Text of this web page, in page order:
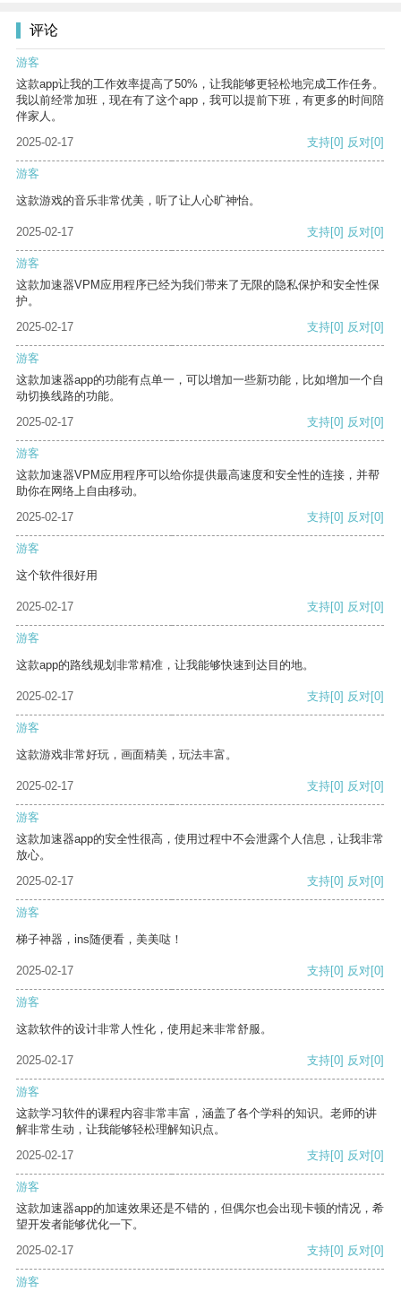
评论
游客
这款app让我的工作效率提高了50%，让我能够更轻松地完成工作任务。
我以前经常加班，现在有了这个app，我可以提前下班，有更多的时间陪
伴家人。
2025-02-17
支持[0] 反对[0]
游客
这款游戏的音乐非常优美，听了让人心旷神怡。
2025-02-17 支持[0] 反对[0]
游客
这款加速器VPM应用程序已经为我们带来了无限的隐私保护和安全性保
护。
2025-02-17
支持[0] 反对[0]
游客
这款加速器app的功能有点单一，可以增加一些新功能，比如增加一个自
动切换线路的功能。
2025-02-17
支持[0] 反对[0]
游客
这款加速器VPM应用程序可以给你提供最高速度和安全性的连接，并帮
助你在网络上自由移动。
2025-02-17
支持[0] 反对[0]
游客
这个软件很好用
2025-02-17 支持[0] 反对[0]
游客
这款app的路线规划非常精准，让我能够快速到达目的地。
2025-02-17 支持[0] 反对[0]
游客
这款游戏非常好玩，画面精美，玩法丰富。
2025-02-17 支持[0] 反对[0]
游客
这款加速器app的安全性很高，使用过程中不会泄露个人信息，让我非常
放心。
2025-02-17
支持[0] 反对[0]
游客
梯子神器，ins随便看，美美哒！
2025-02-17 支持[0] 反对[0]
游客
这款软件的设计非常人性化，使用起来非常舒服。
2025-02-17 支持[0] 反对[0]
游客
这款学习软件的课程内容非常丰富，涵盖了各个学科的知识。老师的讲
解非常生动，让我能够轻松理解知识点。
2025-02-17
支持[0] 反对[0]
游客
这款加速器app的加速效果还是不错的，但偶尔也会出现卡顿的情况，希
望开发者能够优化一下。
2025-02-17
支持[0] 反对[0]
游客